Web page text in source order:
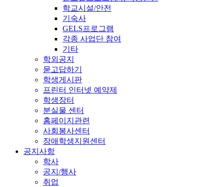
학교시설/안전
기숙사
GELS프로그램
각종 사업단 참여
기타
학외공지
묻고답하기
학생게시판
프린터 인터넷 예약제
학생장터
분실물 센터
홈페이지관련
사회봉사센터
장애학생지원센터
공지사항
학사
공지/행사
취업